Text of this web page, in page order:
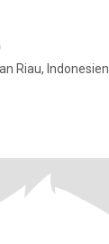
Riau, Indonesien